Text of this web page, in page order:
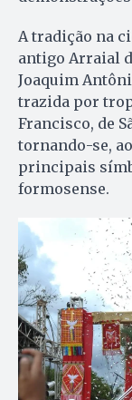
A tradição na
antigo Arraial
Joaquim
trazida por
Francisco, de
tornando-se,
principais
formosense.